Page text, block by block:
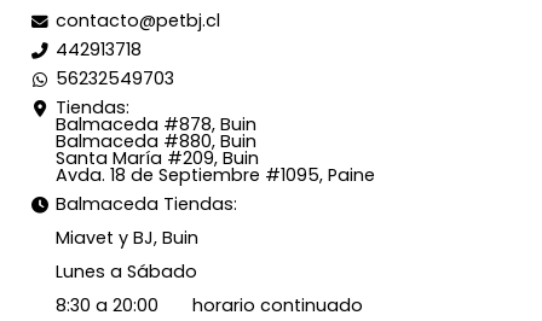
contacto@petbj.cl
442913718
56232549703
Tiendas:
Balmaceda #878, Buin
Balmaceda #880, Buin
Santa María #209, Buin
Avda. 18 de Septiembre #1095, Paine
Balmaceda Tiendas:
Miavet y BJ, Buin
Lunes a Sábado
8:30 a 20:00 horario continuado